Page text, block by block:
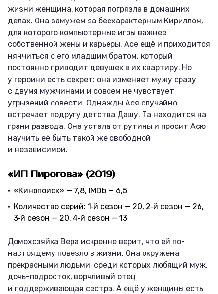
жизни женщина, которая погрязла в домашних
делах. Она замужем за бесхарактерным Кириллом,
для которого компьютерные игры важнее
собственной жены и карьеры. Асе ещё и приходится
нянчиться с его младшим братом, который
постоянно приводит девушек в их квартиру. Но
у героини есть секрет: она изменяет мужу сразу
с двумя мужчинами и совсем не чувствует
угрызений совести. Однажды Ася случайно
встречает подругу детства Дашу. Та находится на
грани развода. Она устала от рутины и просит Асю
научить её быть такой же свободной
и независимой.
«ИП Пирогова» (2019)
«Кинопоиск» — 7,8, IMDb — 6,5
Количество серий: 1‑й сезон — 20, 2‑й сезон — 26,
3‑й сезон — 20, 4‑й сезон — 13
Домохозяйка Вера искренне верит, что ей по-
настоящему повезло в жизни. Она окружена
прекрасными людьми, среди которых любящий муж,
дочь-подросток, ворчливый отец
и поддерживающая сестра. А ещё у женщины есть